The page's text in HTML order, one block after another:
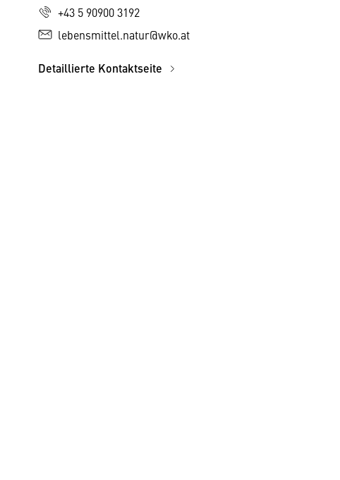
+43 5 90900 3192
lebensmittel.natur@wko.at
Detaillierte Kontaktseite